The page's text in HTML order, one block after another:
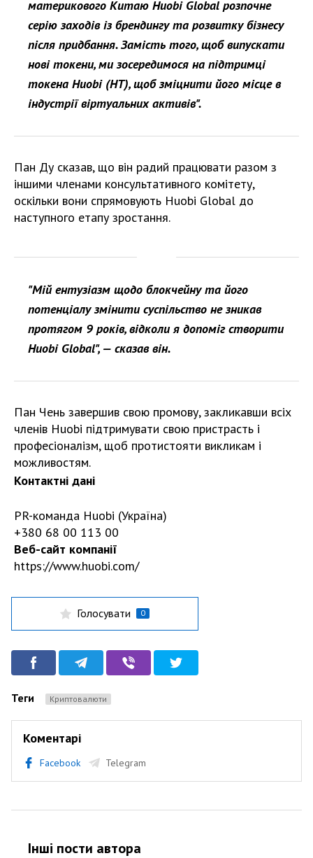
материкового Китаю Huobi Global розпочне
серію заходів із брендингу та розвитку бізнесу
після придбання. Замість того, щоб випускати
нові токени, ми зосередимося на підтримці
токена Huobi (HT), щоб зміцнити його місце в
індустрії віртуальних активів".
Пан Ду сказав, що він радий працювати разом з
іншими членами консультативного комітету,
оскільки вони спрямовують Huobi Global до
наступного етапу зростання.
"Мій ентузіазм щодо блокчейну та його
потенціалу змінити суспільство не зникав
протягом 9 років, відколи я допоміг створити
Huobi Global", — сказав він.
Пан Чень завершив свою промову, закликавши всіх
членів Huobi підтримувати свою пристрасть і
професіоналізм, щоб протистояти викликам і
можливостям.
Контактні дані
PR-команда Huobi (Україна)
+380 68 00 113 00
Веб-сайт компанії
https://www.huobi.com/
Голосувати 0
Теги криптовалюти
Коментарі
Facebook Telegram
Інші пости автора